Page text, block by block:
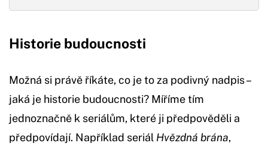
Historie budoucnosti
Možná si právě říkáte, co je to za podivný nadpis –
jaká je historie budoucnosti? Míříme tím
jednoznačně k seriálům, které ji předpověděli a
předpovídají. Například seriál Hvězdná brána,